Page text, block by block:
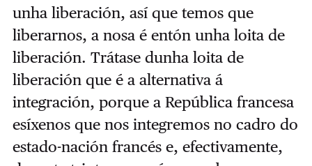
unha liberación, así que temos que
liberarnos, a nosa é entón unha loita de
liberación. Trátase dunha loita de
liberación que é a alternativa á
integración, porque a República francesa
esíxenos que nos integremos no cadro do
estado-nación francés e, efectivamente,